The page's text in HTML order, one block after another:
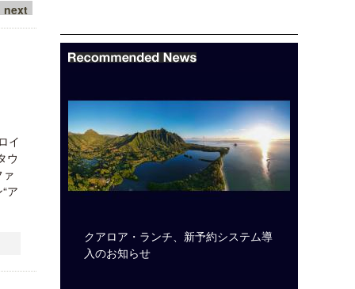
next
イ
ウ
ア
・ディ
紹介
クアロア・ランチ、新予約システム導
入のお知らせ